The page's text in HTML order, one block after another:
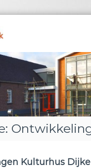
u
s
jKulturhus